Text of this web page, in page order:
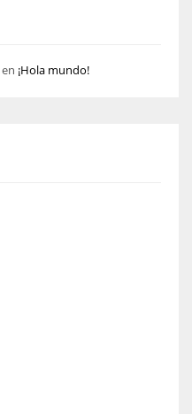
en ¡Hola mundo!